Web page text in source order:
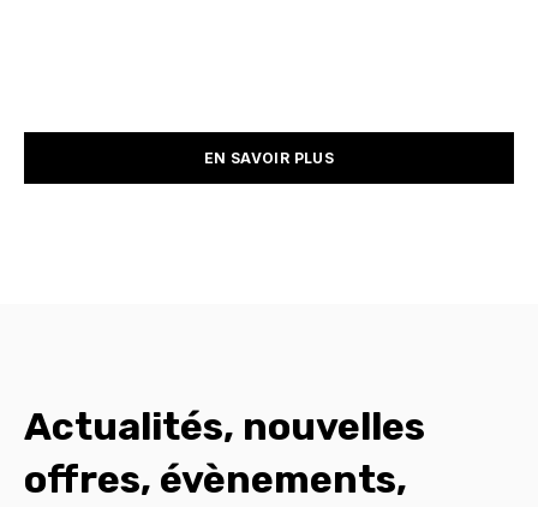
EN SAVOIR PLUS
Actualités, nouvelles
offres, évènements,